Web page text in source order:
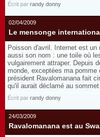
Écrit par randy donny
02/04/2009
Le mensonge
Poisson d'avril. Internet est
aussi son nom : une toile où
vulgairement attraper. Depuis
monde, exceptées ma
président Ravalomanana fait
qu'il aurait déclamé au
Écrit par randy donny
24/03/2009
Ravalomanana est au